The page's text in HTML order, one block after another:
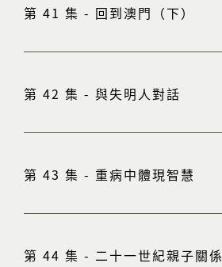
第 41 集 - 回到澳門（下）
第 42 集 - 與失明人對話
第 43 集 - 重病中體現智慧
第 44 集 - 二十一世紀親子關係